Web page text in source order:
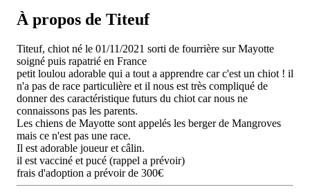
À propos de Titeuf
Titeuf, chiot né le 01/11/2021 sorti de fourrière sur Mayotte
soigné puis rapatrié en France
petit loulou adorable qui a tout a apprendre car c'est un chiot ! il
n'a pas de race particulière et il nous est très compliqué de
donner des caractéristique futurs du chiot car nous ne
connaissons pas les parents.
Les chiens de Mayotte sont appelés les berger de Mangroves
mais ce n'est pas une race.
Il est adorable joueur et câlin.
il est vacciné et pucé (rappel a prévoir)
frais d'adoption a prévoir de 300€